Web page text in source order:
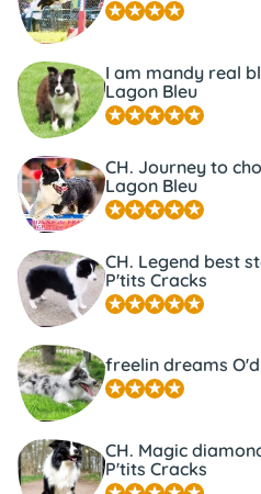
I am mandy real
Lagon Bleu
CH. Journey to
Lagon Bleu
CH. Legend best
P'tits Cracks
freelin dreams
CH. Magic
P'tits Cracks